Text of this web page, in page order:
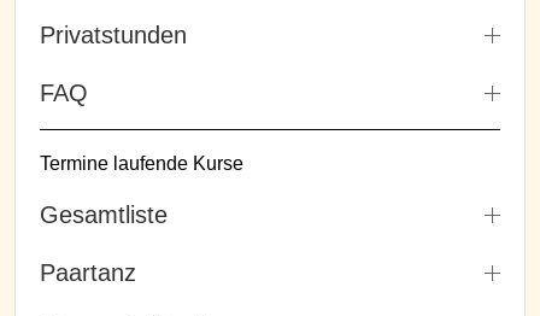
Privatstunden
FAQ
Termine laufende Kurse
Gesamtliste
Paartanz